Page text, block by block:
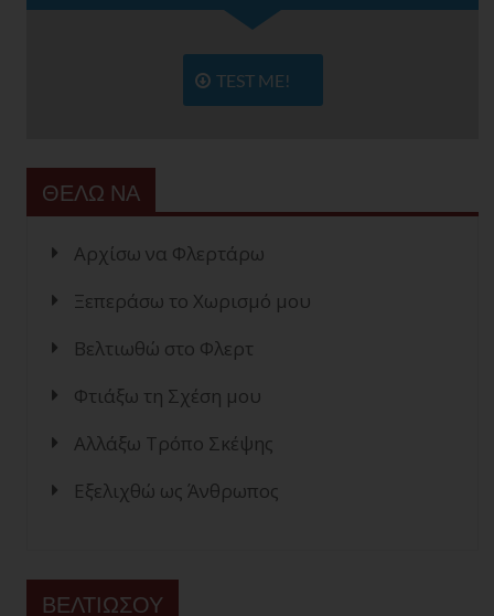
TEST ME!
ΘΕΛΩ ΝΑ
Αρχίσω να Φλερτάρω
Ξεπεράσω το Χωρισμό μου
Βελτιωθώ στο Φλερτ
Φτιάξω τη Σχέση μου
Αλλάξω Τρόπο Σκέψης
Εξελιχθώ ως Άνθρωπος
ΒΕΛΤΙΩΣΟΥ